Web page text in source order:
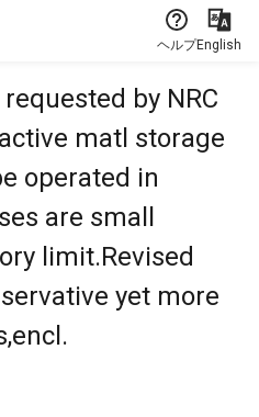
ヘルプEnglish
by NRC
matl storage
operated in
are small
limit.Revised
yet more